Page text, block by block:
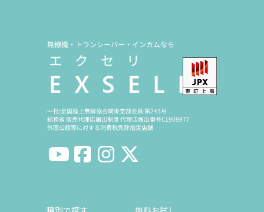
無線機・トランシーバー・インカムなら
一社)全国陸上無線協会関東支部会員 第245号
総務省 販売代理店届出制度 代理店届出番号C1909977
外国公館等に対する消費税免除指定店舗